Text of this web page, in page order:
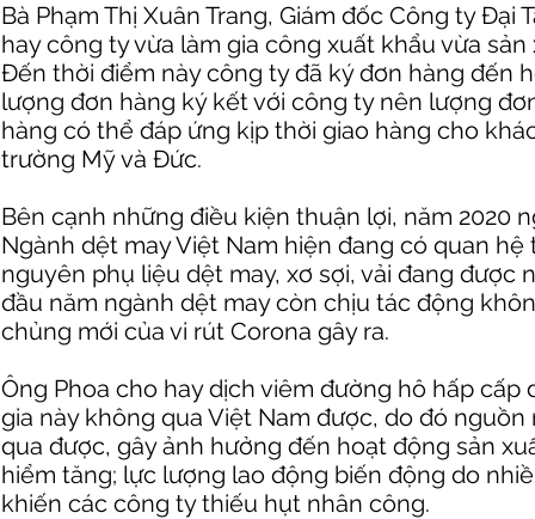
Bà Phạm Thị Xuân Trang, Giám đốc Công ty Đại
hay công ty vừa làm gia công xuất khẩu vừa
Đến thời điểm này công ty đã ký đơn hàng đến
lượng đơn hàng ký kết với công ty nên lượng
hàng có thể đáp ứng kịp thời giao hàng cho
trường Mỹ và Đức.
Bên cạnh những điều kiện thuận lợi, năm 2020
Ngành dệt may Việt Nam hiện đang có quan
nguyên phụ liệu dệt may, xơ sợi, vải đang được
đầu năm ngành dệt may còn chịu tác động
chủng mới của vi rút Corona gây ra.
Ông Phoa cho hay dịch viêm đường hô hấp
gia này không qua Việt Nam được, do đó
qua được, gây ảnh hưởng đến hoạt động sản
hiểm tăng; lực lượng lao động biến động do
khiến các công ty thiếu hụt nhân công.